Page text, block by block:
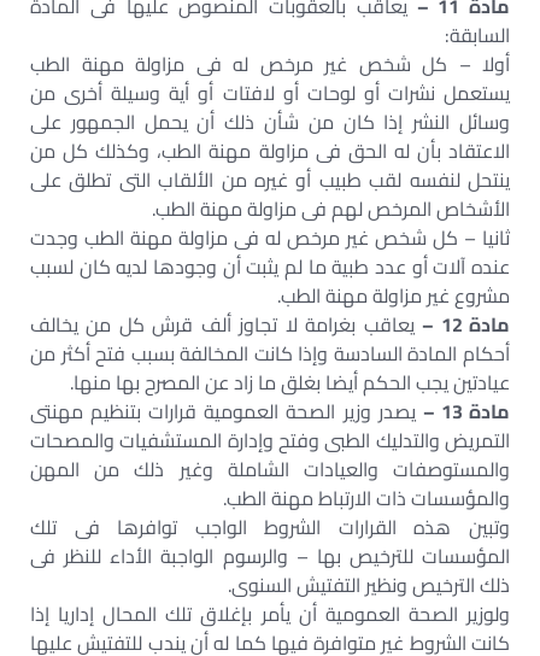
السابقة:
أولا – كل شخص غير مرخص له فى مزاولة مهنة الطب
يستعمل نشرات أو لوحات أو لافتات أو أية وسيلة أخرى من
وسائل النشر إذا كان من شأن ذلك أن يحمل الجمهور على
الاعتقاد بأن له الحق فى مزاولة مهنة الطب، وكذلك كل من
ينتحل لنفسه لقب طبيب أو غيره من الألقاب التى تطلق على
الأشخاص المرخص لهم فى مزاولة مهنة الطب.
ثانيا – كل شخص غير مرخص له فى مزاولة مهنة الطب وجدت
عنده آلات أو عدد طبية ما لم يثبت أن وجودها لديه كان لسبب
مشروع غير مزاولة مهنة الطب.
مادة 12 –
يعاقب بغرامة لا تجاوز ألف قرش كل من يخالف
أحكام المادة السادسة وإذا كانت المخالفة بسبب فتح أكثر من
عيادتين يجب الحكم أيضا بغلق ما زاد عن المصرح بها منها.
مادة 13 –
يصدر وزير الصحة العمومية قرارات بتنظيم مهنتى
التمريض والتدليك الطبى وفتح وإدارة المستشفيات والمصحات
والمستوصفات والعيادات الشاملة وغير ذلك من المهن
والمؤسسات ذات الارتباط مهنة الطب.
وتبين هذه القرارات الشروط الواجب توافرها فى تلك
المؤسسات للترخيص بها – والرسوم الواجبة الأداء للنظر فى
ذلك الترخيص ونظير التفتيش السنوى.
ولوزير الصحة العمومية أن يأمر بإغلاق تلك المحال إداريا إذا
كانت الشروط غير متوافرة فيها كما له أن يندب للتفتيش عليها